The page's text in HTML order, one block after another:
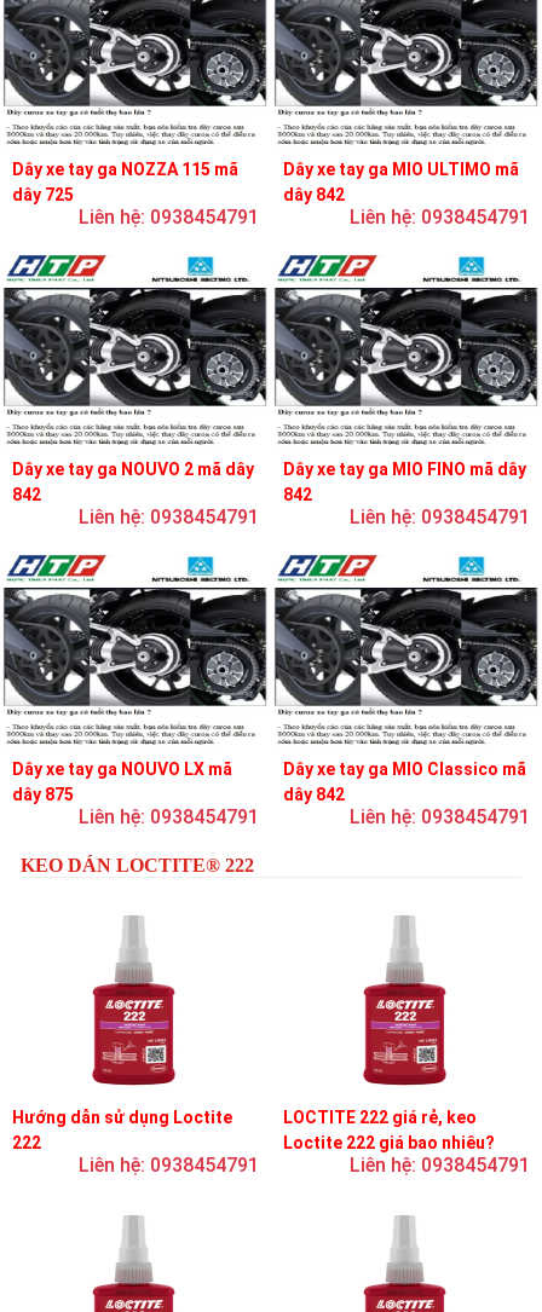
Dây xe tay ga NOZZA 115 mã
dây 725
Liên hệ: 0938454791
Dây xe tay ga MIO ULTIMO mã
dây 842
Liên hệ: 0938454791
Dây xe tay ga NOUVO 2 mã dây
842
Liên hệ: 0938454791
Dây xe tay ga MIO FINO mã dây
842
Liên hệ: 0938454791
Dây xe tay ga NOUVO LX mã
dây 875
Liên hệ: 0938454791
Dây xe tay ga MIO Classico mã
dây 842
Liên hệ: 0938454791
KEO DÁN LOCTITE® 222
Hướng dẫn sử dụng Loctite
222
Liên hệ: 0938454791
LOCTITE 222 giá rẻ, keo
Loctite 222 giá bao nhiêu?
Liên hệ: 0938454791